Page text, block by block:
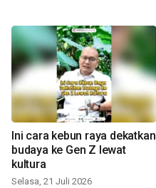
Ini cara kebun raya dekatkan
budaya ke Gen Z lewat
kultura
Selasa, 21 Juli 2026